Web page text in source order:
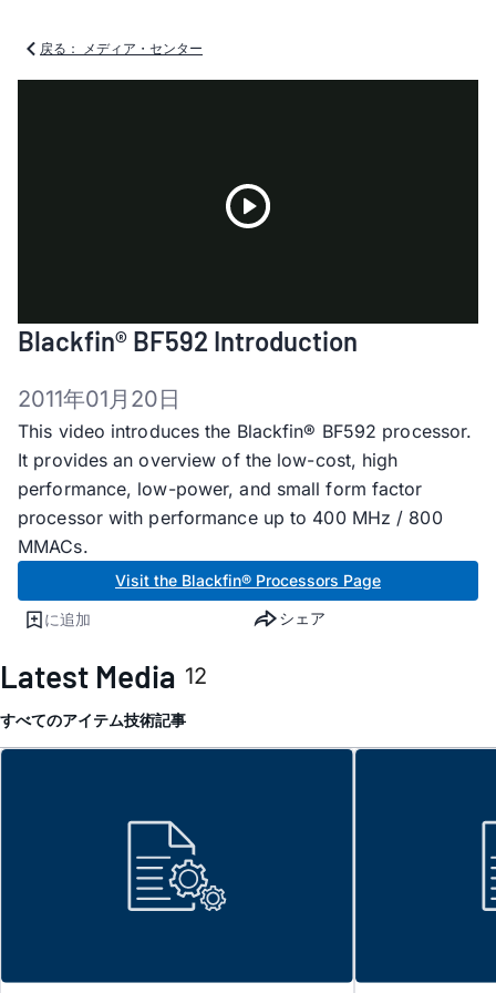
戻る： メディア・センター
Video
Blackfin® BF592 Introduction
2011年01月20日
This video introduces the Blackfin® BF592 processor.
It provides an overview of the low-cost, high
performance, low-power, and small form factor
processor with performance up to 400 MHz / 800
MMACs.
Visit the Blackfin® Processors Page
に追加 シェア
Latest Media 12
すべてのアイテム技術記事